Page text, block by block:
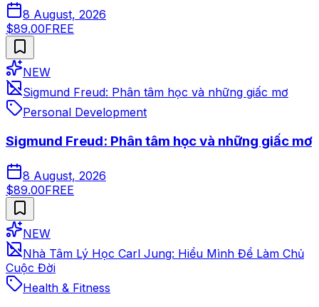
8 August, 2026
$89.00FREE
NEW
Sigmund Freud: Phân tâm học và những giấc mơ
Personal Development
Sigmund Freud: Phân tâm học và những giấc mơ
8 August, 2026
$89.00FREE
NEW
Nhà Tâm Lý Học Carl Jung: Hiểu Mình Để Làm Chủ
Cuộc Đời
Health & Fitness